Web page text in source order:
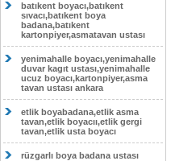
batıkent boyacı,batıkent
sıvacı,batıkent boya
badana,batıkent
kartonpiyer,asmatavan ustası
yenimahalle boyacı,yenimahalle
duvar kagıt ustası,yenimahalle
ucuz boyacı,kartonpiyer,asma
tavan ustası ankara
etlik boyabadana,etlik asma
tavan,etlik boyacıı,etlik gergi
tavan,etlik usta boyacı
rüzgarlı boya badana ustası